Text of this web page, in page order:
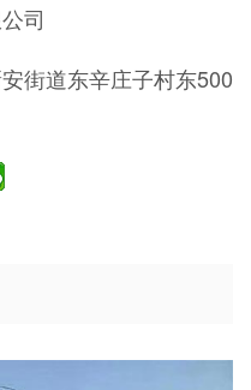
司
街道东辛庄子村东500